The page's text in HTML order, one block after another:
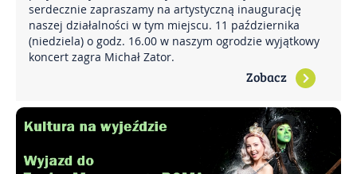
serdecznie zapraszamy na artystyczną inaugurację
naszej działalności w tym miejscu. 11 października
(niedziela) o godz. 16.00 w naszym ogrodzie wyjątkowy
koncert zagra Michał Zator.
Zobacz